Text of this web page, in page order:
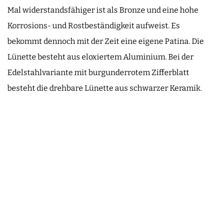
Mal widerstandsfähiger ist als Bronze und eine hohe
Korrosions- und Rostbeständigkeit aufweist. Es
bekommt dennoch mit der Zeit eine eigene Patina. Die
Lünette besteht aus eloxiertem Aluminium. Bei der
Edelstahlvariante mit burgunderrotem Zifferblatt
besteht die drehbare Lünette aus schwarzer Keramik.